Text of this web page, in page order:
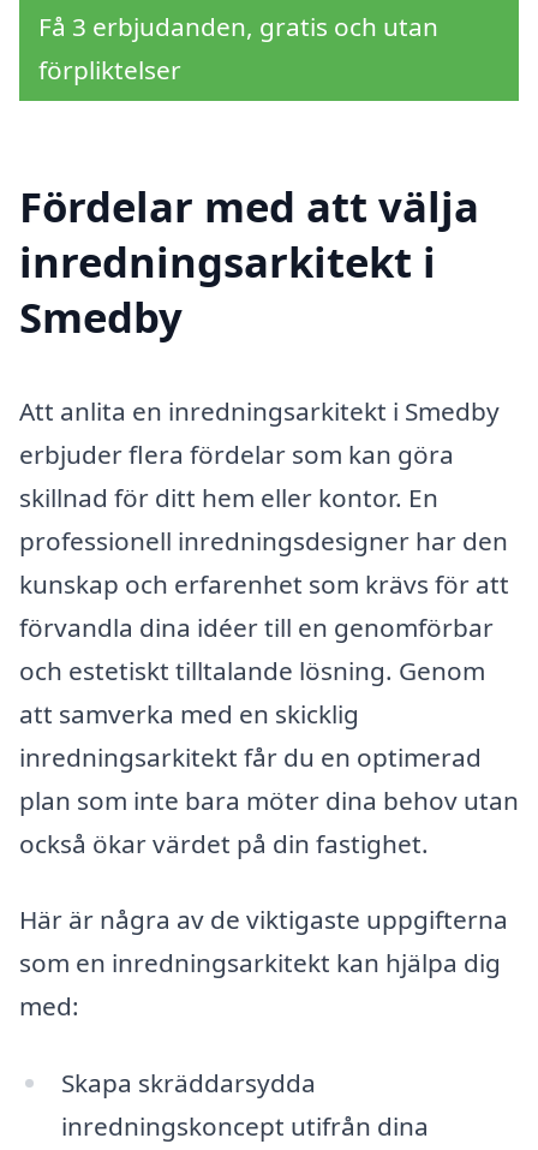
Få 3 erbjudanden, gratis och utan
förpliktelser
Fördelar med att välja
inredningsarkitekt i
Smedby
Att anlita en inredningsarkitekt i Smedby
erbjuder flera fördelar som kan göra
skillnad för ditt hem eller kontor. En
professionell inredningsdesigner har den
kunskap och erfarenhet som krävs för att
förvandla dina idéer till en genomförbar
och estetiskt tilltalande lösning. Genom
att samverka med en skicklig
inredningsarkitekt får du en optimerad
plan som inte bara möter dina behov utan
också ökar värdet på din fastighet.
Här är några av de viktigaste uppgifterna
som en inredningsarkitekt kan hjälpa dig
med:
Skapa skräddarsydda
inredningskoncept utifrån dina